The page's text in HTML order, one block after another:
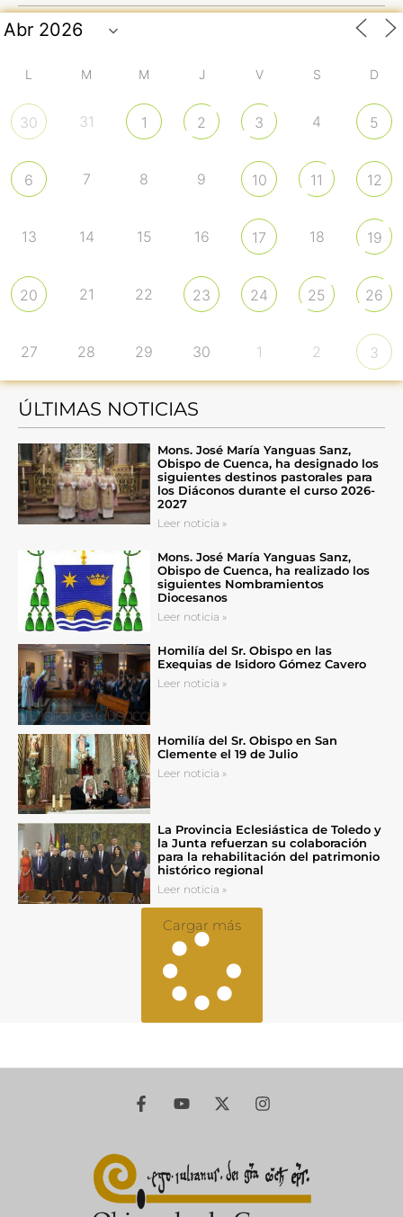
L M M J V S D
30 31 1 2 3 4 5
6 7 8 9 10 11 12
13 14 15 16 17 18 19
20 21 22 23 24 25 26
27 28 29 30 1 2 3
ÚLTIMAS NOTICIAS
Mons. José María Yanguas Sanz,
Obispo de Cuenca, ha designado los
siguientes destinos pastorales para
los Diáconos durante el curso 2026-
2027
Leer noticia »
Mons. José María Yanguas Sanz,
Obispo de Cuenca, ha realizado los
siguientes Nombramientos
Diocesanos
Leer noticia »
Homilía del Sr. Obispo en las
Exequias de Isidoro Gómez Cavero
Leer noticia »
Homilía del Sr. Obispo en San
Clemente el 19 de Julio
Leer noticia »
La Provincia Eclesiástica de Toledo y
la Junta refuerzan su colaboración
para la rehabilitación del patrimonio
histórico regional
Leer noticia »
Cargar más